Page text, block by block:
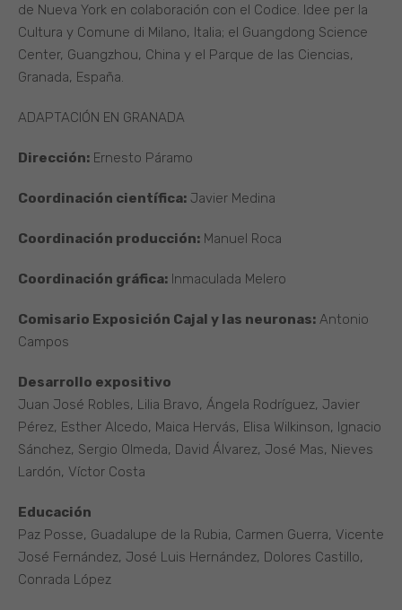
de Nueva York en colaboración con el Codice. Idee per la
Cultura y Comune di Milano, Italia; el Guangdong Science
Center, Guangzhou, China y el Parque de las Ciencias,
Granada, España.
ADAPTACIÓN EN GRANADA
Dirección: Ernesto Páramo
Coordinación científica: Javier Medina
Coordinación producción: Manuel Roca
Coordinación gráfica: Inmaculada Melero
Comisario Exposición Cajal y las neuronas: Antonio
Campos
Desarrollo expositivo
Juan José Robles, Lilia Bravo, Ángela Rodríguez, Javier
Pérez, Esther Alcedo, Maica Hervás, Elisa Wilkinson, Ignacio
Sánchez, Sergio Olmeda, David Álvarez, José Mas, Nieves
Lardón, Víctor Costa
Educación
Paz Posse, Guadalupe de la Rubia, Carmen Guerra, Vicente
José Fernández, José Luis Hernández, Dolores Castillo,
Conrada López